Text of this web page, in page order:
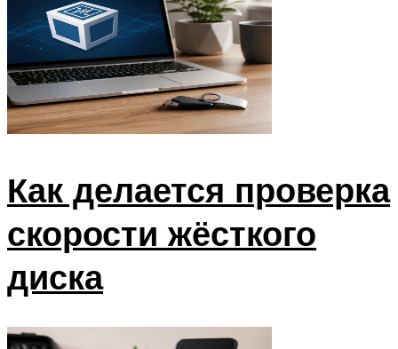
Как делается проверка
скорости жёсткого
диска